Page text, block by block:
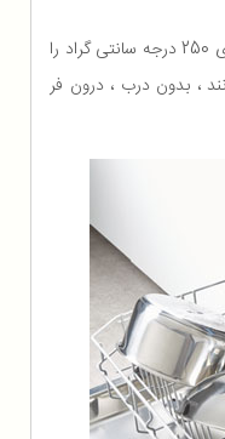
قابلمه های این مجموعه به راحتی تا دمای 250 درجه سانتی گراد را
، بدون درب ، درون فر